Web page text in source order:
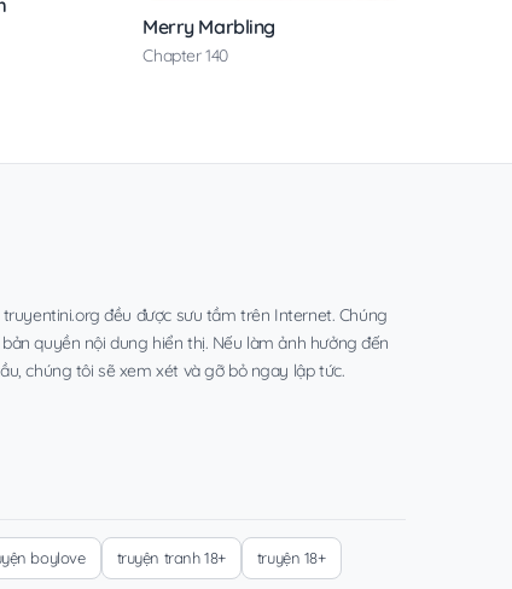
Merry Marbling
Chapter 140
đều được sưu tầm trên Internet. Chúng
quyền nội dung hiển thị. Nếu làm ảnh hưởng đến
chúng tôi sẽ xem xét và gỡ bỏ ngay lập tức.
boylove truyện tranh 18+ truyện 18+